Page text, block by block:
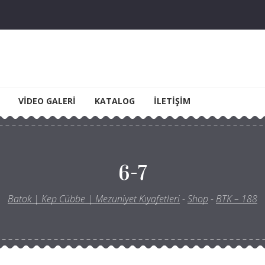
Kıyafetleri
VIDEO GALERI KATALOG İLETIŞIM
6-7
Batok | Kep Cübbe | Mezuniyet Kıyafetleri-Shop- BTK – 188